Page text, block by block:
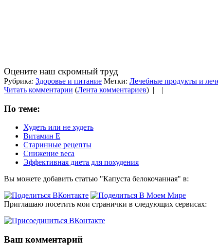
Оцените наш скромный труд
Рубрика: Здоровье и питание Метки: Лечебные продукты и
Читать комментарии (Лента комментариев) | |
По теме:
Худеть или не худеть
Витамин Е
Старинные рецепты
Снижение веса
Эффективная диета для похудения
Вы можете добавить статью "Капуста белокочанная" в:
Приглашаю посетить мои странички в следующих сервисах:
Ваш комментарий